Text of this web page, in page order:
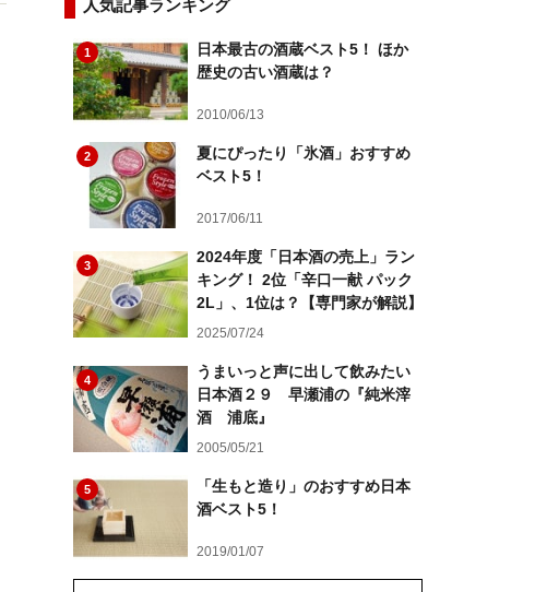
人気記事ランキング
1
日本最古の酒蔵ベスト5！ ほか
歴史の古い酒蔵は？
2010/06/13
2
夏にぴったり「氷酒」おすすめ
ベスト5！
2017/06/11
3
2024年度「日本酒の売上」ラン
キング！ 2位「辛口一献 パック
2L」、1位は？【専門家が解説】
2025/07/24
4
うまいっと声に出して飲みたい
日本酒２９ 早瀬浦の『純米滓
酒 浦底』
2005/05/21
5
「生もと造り」のおすすめ日本
酒ベスト5！
2019/01/07